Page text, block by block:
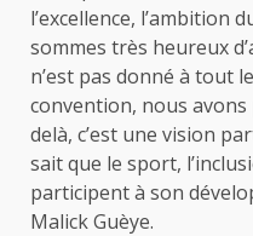
l’excellence, l’ambition
sommes très heureux
n’est pas donné à tout
convention, nous
delà, c’est une vision
sait que le sport,
participent à son
Malick Guèye.